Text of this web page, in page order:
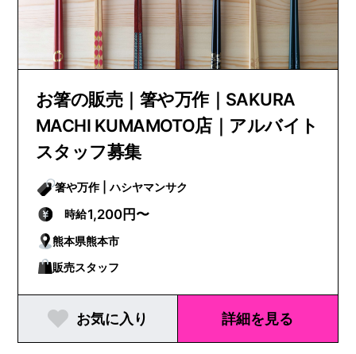
お箸の販売｜箸や万作｜SAKURA
MACHI KUMAMOTO店｜アルバイト
スタッフ募集
箸や万作 | ハシヤマンサク
時給1,200円〜
熊本県熊本市
販売スタッフ
お気に入り 詳細を見る